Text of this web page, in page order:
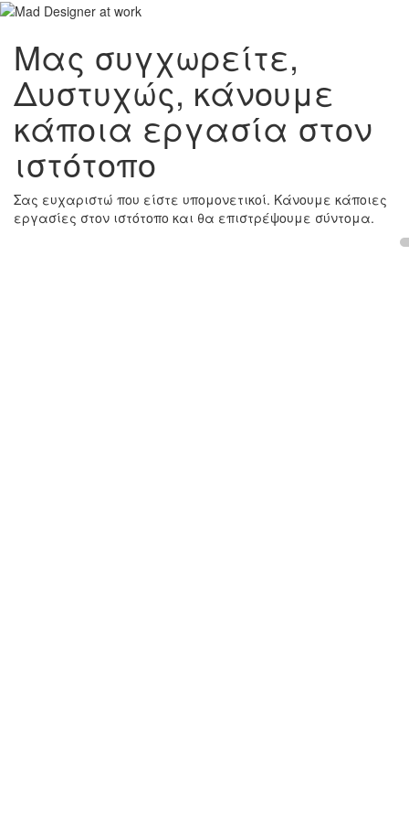
Μας συγχωρείτε,
Δυστυχώς, κάνουμε
κάποια εργασία στον
ιστότοπο
Σας ευχαριστώ που είστε υπομονετικοί. Κάνουμε κάποιες
εργασίες στον ιστότοπο και θα επιστρέψουμε σύντομα.